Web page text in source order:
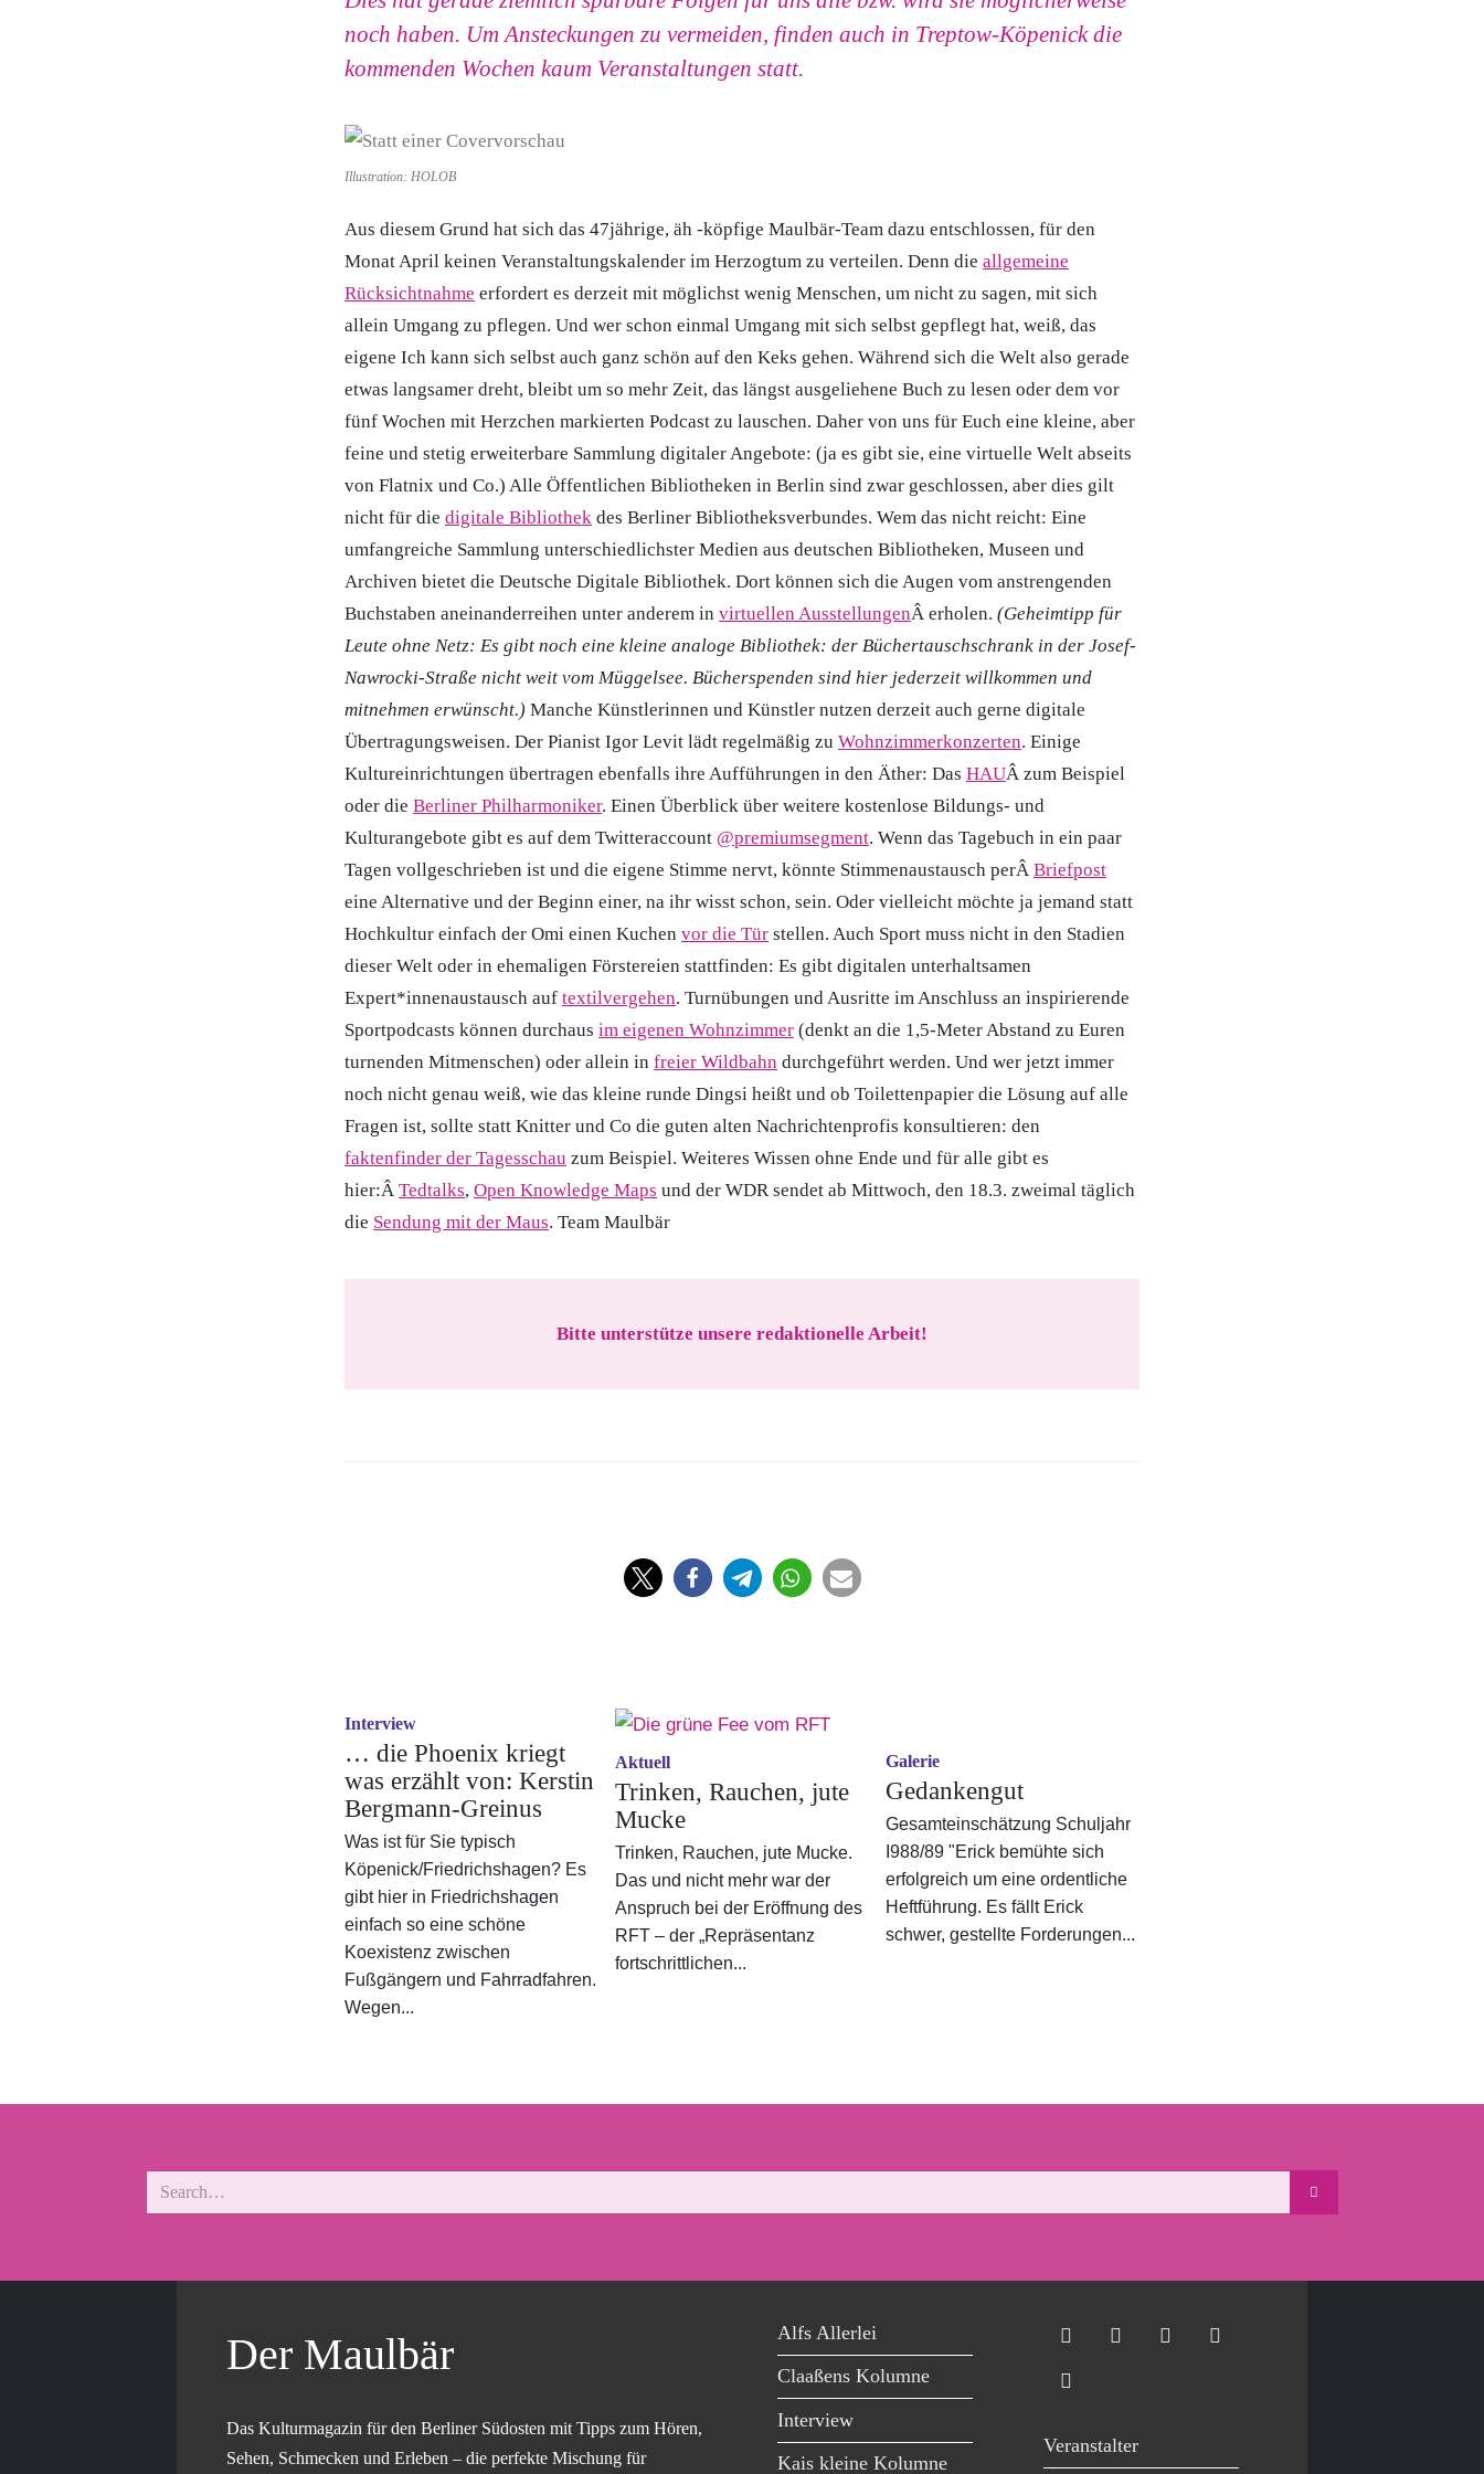
noch haben. Um Ansteckungen zu vermeiden, finden auch in Treptow-Köpenick die
kommenden Wochen kaum Veranstaltungen statt.
Illustration: HOLOB
Aus diesem Grund hat sich das 47jährige, äh -köpfige Maulbär-Team dazu entschlossen, für den
Monat April keinen Veranstaltungskalender im Herzogtum zu verteilen. Denn die allgemeine
Rücksichtnahme erfordert es derzeit mit möglichst wenig Menschen, um nicht zu sagen, mit sich
allein Umgang zu pflegen. Und wer schon einmal Umgang mit sich selbst gepflegt hat, weiß, das
eigene Ich kann sich selbst auch ganz schön auf den Keks gehen. Während sich die Welt also gerade
etwas langsamer dreht, bleibt um so mehr Zeit, das längst ausgeliehene Buch zu lesen oder dem vor
fünf Wochen mit Herzchen markierten Podcast zu lauschen. Daher von uns für Euch eine kleine, aber
feine und stetig erweiterbare Sammlung digitaler Angebote: (ja es gibt sie, eine virtuelle Welt abseits
von Flatnix und Co.) Alle Öffentlichen Bibliotheken in Berlin sind zwar geschlossen, aber dies gilt
nicht für die digitale Bibliothek des Berliner Bibliotheksverbundes. Wem das nicht reicht: Eine
umfangreiche Sammlung unterschiedlichster Medien aus deutschen Bibliotheken, Museen und
Archiven bietet die Deutsche Digitale Bibliothek. Dort können sich die Augen vom anstrengenden
Buchstaben aneinanderreihen unter anderem in virtuellen AusstellungenÂ erholen. (Geheimtipp für
Leute ohne Netz: Es gibt noch eine kleine analoge Bibliothek: der Büchertauschschrank in der Josef-
Nawrocki-Straße nicht weit vom Müggelsee. Bücherspenden sind hier jederzeit willkommen und
mitnehmen erwünscht.) Manche Künstlerinnen und Künstler nutzen derzeit auch gerne digitale
Übertragungsweisen. Der Pianist Igor Levit lädt regelmäßig zu Wohnzimmerkonzerten. Einige
Kultureinrichtungen übertragen ebenfalls ihre Aufführungen in den Äther: Das HAUÂ zum Beispiel
oder die Berliner Philharmoniker. Einen Überblick über weitere kostenlose Bildungs- und
Kulturangebote gibt es auf dem Twitteraccount @premiumsegment. Wenn das Tagebuch in ein paar
Tagen vollgeschrieben ist und die eigene Stimme nervt, könnte Stimmenaustausch perÂ Briefpost
eine Alternative und der Beginn einer, na ihr wisst schon, sein. Oder vielleicht möchte ja jemand statt
Hochkultur einfach der Omi einen Kuchen vor die Tür stellen. Auch Sport muss nicht in den Stadien
dieser Welt oder in ehemaligen Förstereien stattfinden: Es gibt digitalen unterhaltsamen
Expert*innenaustausch auf textilvergehen. Turnübungen und Ausritte im Anschluss an inspirierende
Sportpodcasts können durchaus im eigenen Wohnzimmer (denkt an die 1,5-Meter Abstand zu Euren
turnenden Mitmenschen) oder allein in freier Wildbahn durchgeführt werden. Und wer jetzt immer
noch nicht genau weiß, wie das kleine runde Dingsi heißt und ob Toilettenpapier die Lösung auf alle
Fragen ist, sollte statt Knitter und Co die guten alten Nachrichtenprofis konsultieren: den
faktenfinder der Tagesschau zum Beispiel. Weiteres Wissen ohne Ende und für alle gibt es
hier:Â Tedtalks, Open Knowledge Maps und der WDR sendet ab Mittwoch, den 18.3. zweimal täglich
die Sendung mit der Maus. Team Maulbär
Bitte unterstütze unsere redaktionelle Arbeit!
Interview
… die Phoenix kriegt
was erzählt von: Kerstin
Bergmann-Greinus
Was ist für Sie typisch
Köpenick/Friedrichshagen? Es
gibt hier in Friedrichshagen
einfach so eine schöne
Koexistenz zwischen
Fußgängern und Fahrradfahren.
Wegen...
Aktuell
Trinken, Rauchen, jute
Mucke
Trinken, Rauchen, jute Mucke.
Das und nicht mehr war der
Anspruch bei der Eröffnung des
RFT – der „Repräsentanz
fortschrittlichen...
Galerie
Gedankengut
Gesamteinschätzung Schuljahr
I988/89 "Erick bemühte sich
erfolgreich um eine ordentliche
Heftführung. Es fällt Erick
schwer, gestellte Forderungen...
Der Maulbär
Das Kulturmagazin für den Berliner Südosten mit Tipps zum Hören,
Sehen, Schmecken und Erleben – die perfekte Mischung für
Alfs Allerlei
Claaßens Kolumne
Interview
Kais kleine Kolumne
Veranstalter